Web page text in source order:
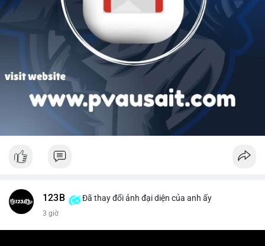
123B Đã thay đổi ảnh đại diện của anh ấy
3 giờ